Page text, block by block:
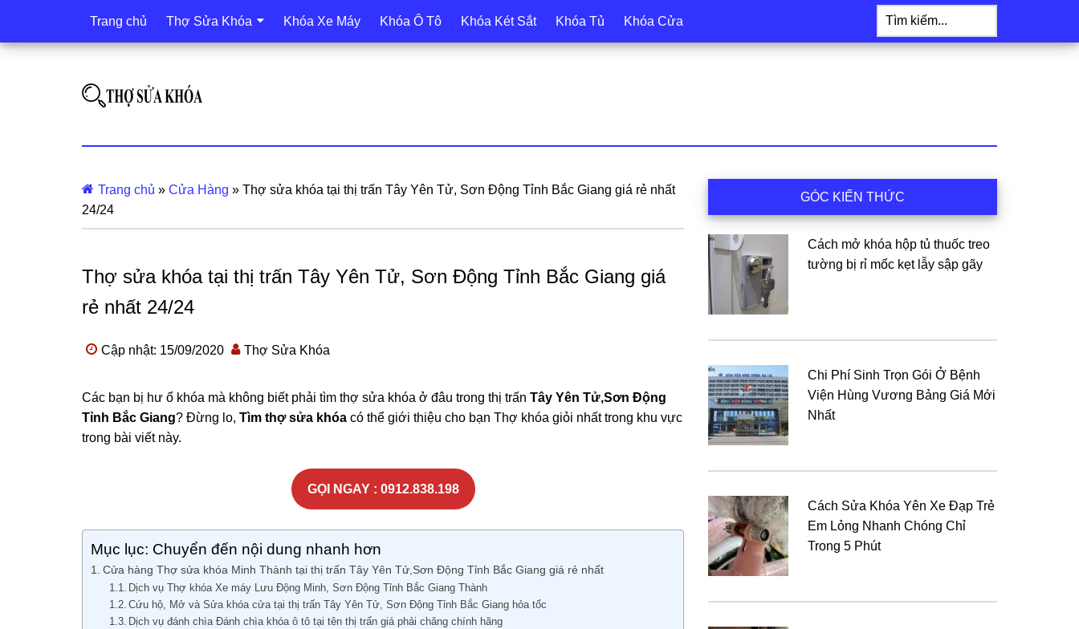
Trang chủ Thợ Sửa Khóa Khóa Xe Máy Khóa Ô Tô Khóa Két Sắt Khóa Tủ Khóa Cửa
Tìm
kiếm...
Trang chủ » Cửa Hàng » Thợ sửa khóa tại thị trấn Tây Yên Tử, Sơn Động Tỉnh Bắc Giang giá rẻ nhất
24/24
Thợ sửa khóa tại thị trấn Tây Yên Tử, Sơn Động Tỉnh Bắc Giang giá
rẻ nhất 24/24
Cập nhật: 15/09/2020 Thợ Sửa Khóa
Các bạn bị hư ổ khóa mà không biết phải tìm thợ sửa khóa ở đâu trong thị trấn Tây Yên Tử,Sơn Động
Tỉnh Bắc Giang? Đừng lo, Tìm thợ sửa khóa có thể giới thiệu cho bạn Thợ khóa giỏi nhất trong khu vực
trong bài viết này.
GỌI NGAY : 0912.838.198
Mục lục: Chuyển đến nội dung nhanh hơn
Cửa hàng Thợ sửa khóa Minh Thành tại thị trấn Tây Yên Tử,Sơn Động Tỉnh Bắc Giang giá rẻ nhất
Dịch vụ Thợ khóa Xe máy Lưu Động Minh, Sơn Động Tỉnh Bắc Giang Thành
Cứu hộ, Mở và Sửa khóa cửa tại thị trấn Tây Yên Tử, Sơn Động Tỉnh Bắc Giang hỏa tốc
Dịch vụ đánh chìa Đánh chìa khóa ô tô tại tên thị trấn giá phải chăng chính hãng
chính
GÓC KIẾN THỨC
Cách mở khóa hộp tủ thuốc treo
tường bị rỉ mốc kẹt lẫy sập gãy
Chi Phí Sinh Trọn Gói Ở Bệnh
Viện Hùng Vương Bảng Giá Mới
Nhất
Cách Sửa Khóa Yên Xe Đạp Trẻ
Em Lỏng Nhanh Chóng Chỉ
Trong 5 Phút